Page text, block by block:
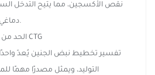
نقص الأكسجين، مما يتيح التدخل
دماغي أو مضاعفات خطيرة.
الحد من الأخطاء في تفسير الـ CTG
تفسير تخطيط نبض الجنين يُعدّ واحدًا
التوليد، ويمثل مصدرًا مهمًا